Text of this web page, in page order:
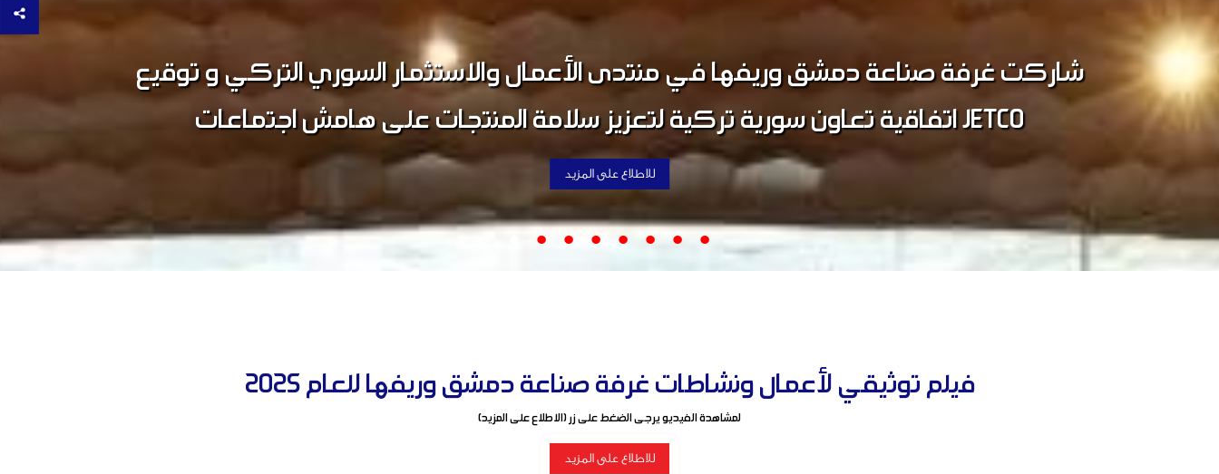
احتضن مقر غرفة صناعة دمشق وريفها اجتماعاً تعارفياً موسعاً ضم لجنة سيدات الأعمال في
غرفة تجارة دمشق و غرفة صناعة دمشق وريفها وبمشاركة فاعلة من عضوات وصديقات
اللجنتين.
للاطلاع على المزيد
فيلم توثيقي لأعمال ونشاطات غرفة صناعة دمشق وريفها للعام 2025
لمشاهدة الفيديو يرجى الضغط على زر (الاطلاع على المزيد)
للاطلاع على المزيد